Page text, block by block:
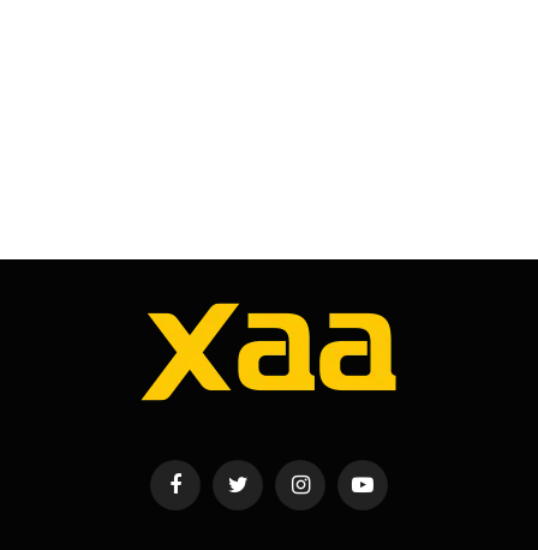
FacebookTwitter InstagramYouTube